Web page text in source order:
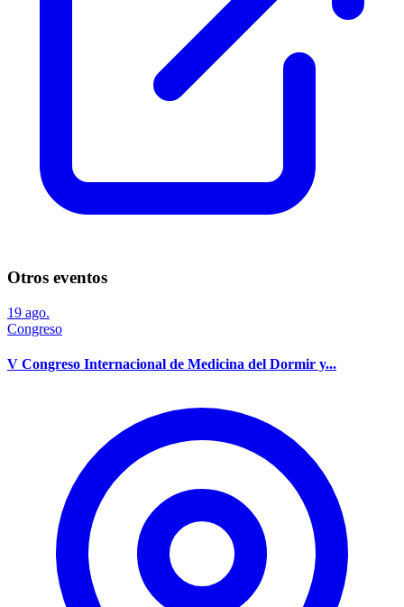
Otros eventos
19 ago.
Congreso
V Congreso Internacional de Medicina del Dormir y...